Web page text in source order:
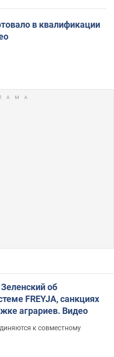
в квалификации
об
FREYJA, санкциях
аграриев. Видео
к совместному